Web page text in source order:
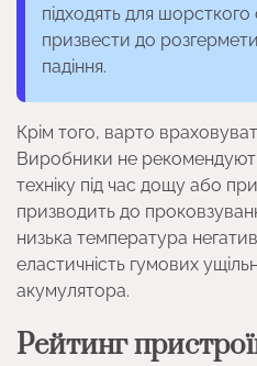
підходять для
призвести до
падіння.
Крім того, варто
Виробники не
техніку під час дощу або
призводить до
низька температура
еластичність гумових
акумулятора.
Рейтинг